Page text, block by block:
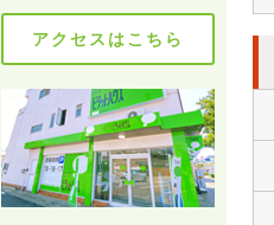
アクセスはこちら